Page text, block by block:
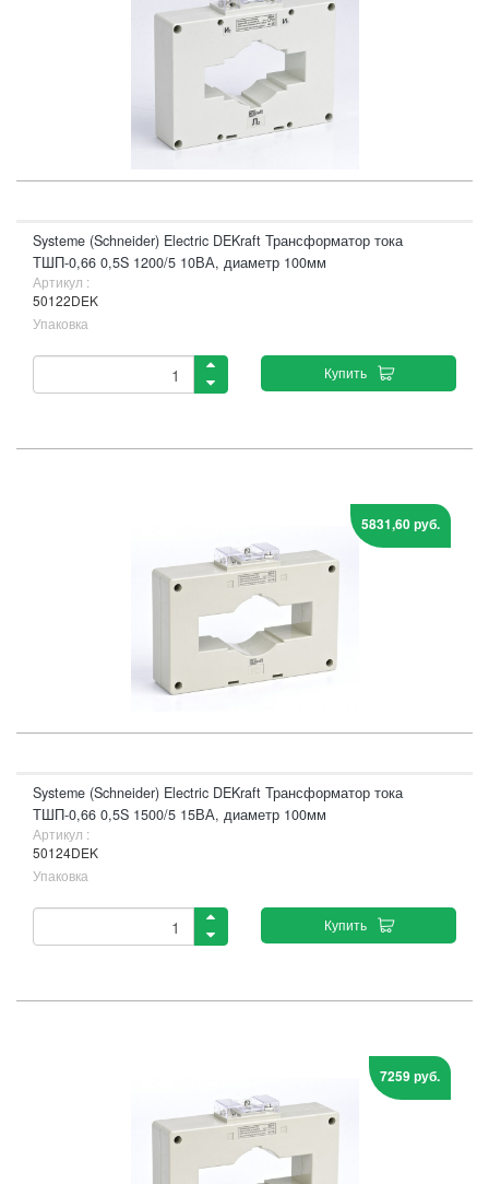
Systeme (Schneider) Electric DEKraft Трансформатор тока
ТШП-0,66 0,5S 1200/5 10ВА, диаметр 100мм
Артикул :
50122DEK
Упаковка
Купить
5831,60 руб.
Systeme (Schneider) Electric DEKraft Трансформатор тока
ТШП-0,66 0,5S 1500/5 15ВА, диаметр 100мм
Артикул :
50124DEK
Упаковка
Купить
7259 руб.